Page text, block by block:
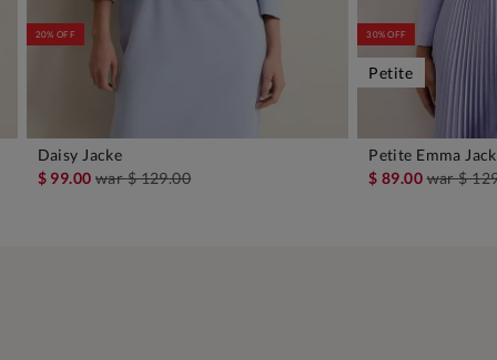
IN DEN WARENKORB
20% OFF
Daisy Jacke
$ 99.00war$ 129.00 IN
30% OFF
Petite
Petite Emma
$ 89.00war$